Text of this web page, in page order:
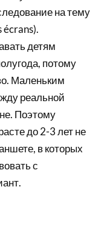
на тему
écrans).
детям
потому
Маленьким
реальной
Поэтому
до 2-3 лет не
в которых
с